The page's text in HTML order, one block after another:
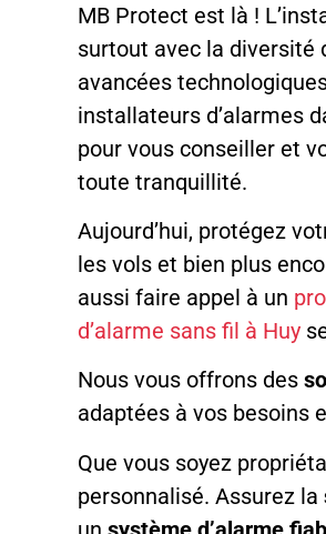
MB Protect est là !
surtout avec la diversité
avancées
installateurs d’alarmes
pour vous conseiller et
toute tranquillité.
Aujourd’hui, protégez
les vols et bien plus
aussi faire appel à un
d’alarme sans fil à Huy
Nous vous offrons des
adaptées à vos besoins
Que vous soyez
personnalisé. Assurez la